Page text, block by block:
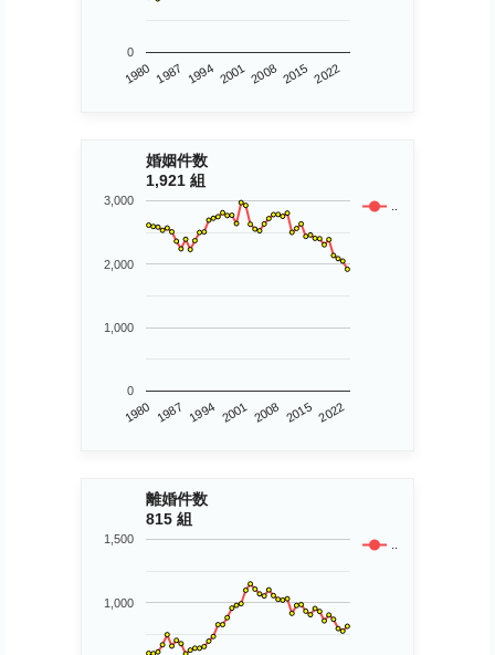
1980 1987 1994 2001 2008 2015 2022
0
婚姻件数
1,921 組
..
1980 1987 1994 2001 2008 2015 2022
0
1,000
2,000
3,000
離婚件数
815 組
..
1,000
1,500